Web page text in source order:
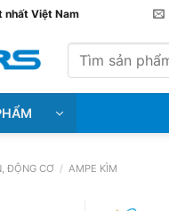
nhất Việt Nam
kiếm:
ĐỘNG CƠ / AMPE KÌM